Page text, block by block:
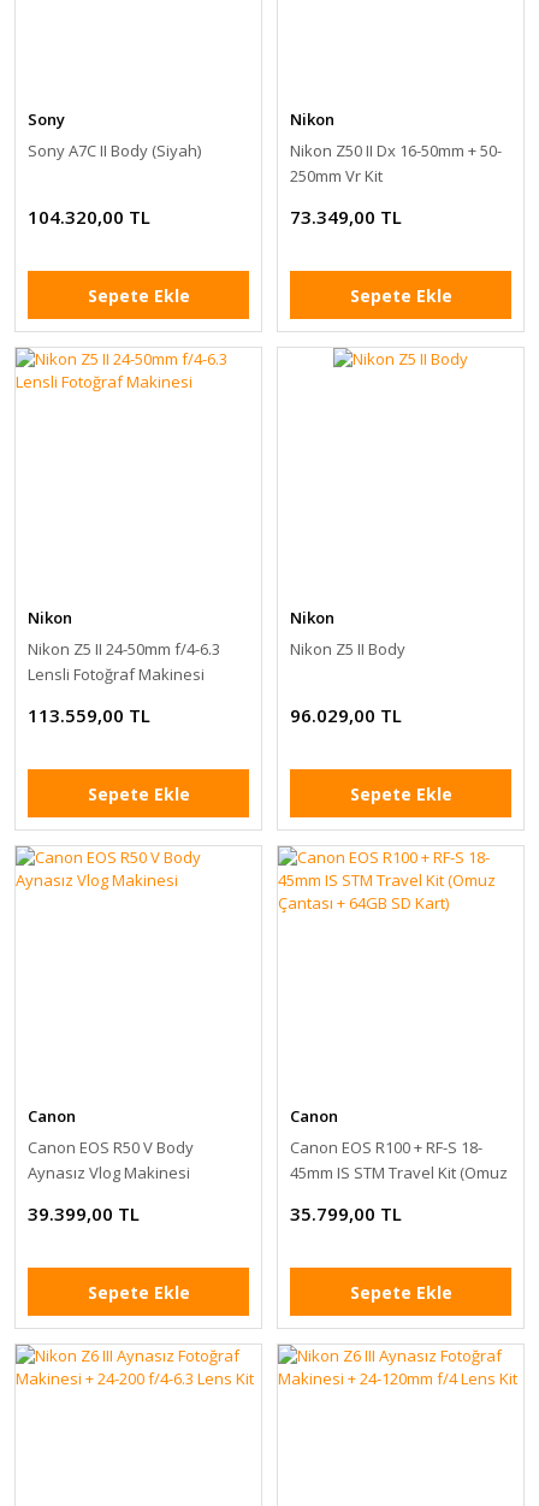
Sony
Sony A7C II Body (Siyah)
104.320,00 TL
Sepete Ekle
Nikon
Nikon Z50 II Dx 16-50mm + 50-
250mm Vr Kit
73.349,00 TL
Sepete Ekle
Nikon
Nikon Z5 II 24-50mm f/4-6.3
Lensli Fotoğraf Makinesi
113.559,00 TL
Sepete Ekle
Nikon
Nikon Z5 II Body
96.029,00 TL
Sepete Ekle
Canon
Canon EOS R50 V Body
Aynasız Vlog Makinesi
39.399,00 TL
Sepete Ekle
Canon
Canon EOS R100 + RF-S 18-
45mm IS STM Travel Kit (Omuz
35.799,00 TL
Sepete Ekle